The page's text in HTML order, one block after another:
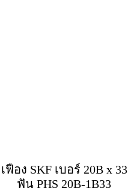
เฟือง SKF เบอร์ 20B x 33
ฟัน PHS 20B-1B33